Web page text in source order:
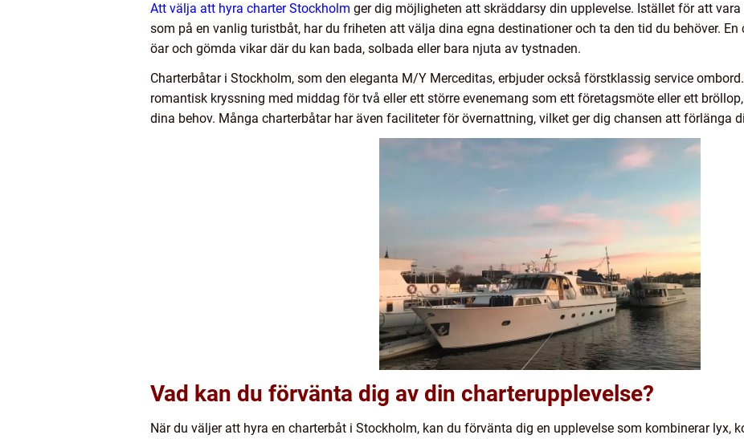
Att välja att hyra charter Stockholm ger dig möjligheten att skräddarsy din upplevelse. Istället för att
som på en vanlig turistbåt, har du friheten att välja dina egna destinationer och ta den tid du behöver.
öar och gömda vikar där du kan bada, solbada eller bara njuta av tystnaden.
Charterbåtar i Stockholm, som den eleganta M/Y Merceditas, erbjuder också förstklassig service
romantisk kryssning med middag för två eller ett större evenemang som ett företagsmöte eller ett
dina behov. Många charterbåtar har även faciliteter för övernattning, vilket ger dig chansen att förlänga
Vad kan du förvänta dig av din charterupplevelse?
När du väljer att hyra en charterbåt i Stockholm, kan du förvänta dig en upplevelse som kombinerar lyx,